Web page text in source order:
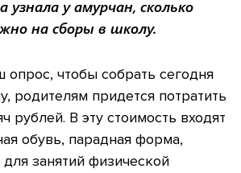
узнала у амурчан, сколько
на сборы в школу.
опрос, чтобы собрать сегодня
родителям придется потратить
рублей. В эту стоимость входят
обувь, парадная форма,
занятий физической